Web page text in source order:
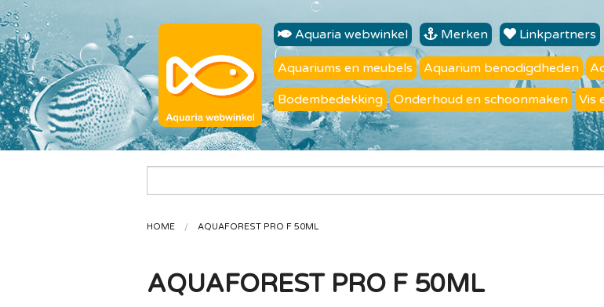
Aquaria webwinkel Merken Linkpartners
Aquariums en meubels Aquarium benodigdheden
Bodembedekking
Onderhoud en schoonmaken Vis
HOME AQUAFOREST PRO F 50ML
AQUAFOREST PRO F 50ML